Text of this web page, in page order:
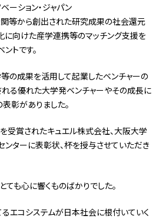
ション・ジャパン
等から創出された研究成果の社会還元
に向けた産学連携等のマッチング支援を
トです。
の成果を活用して起業したベンチャーの
れる優れた大学発ベンチャーやその成長に
彰がありました。
受賞されたキュエル株式会社、大阪大学
ターに表彰状、杯を授与させていただき
も心に響くものばかりでした。
エコシステムが日本社会に根付いていく